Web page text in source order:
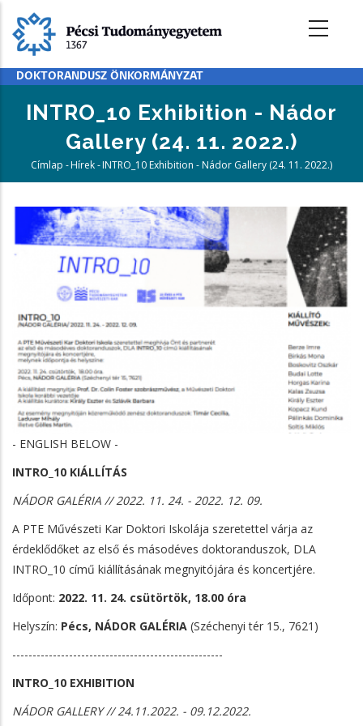
tartalomra
DOKTORANDUSZ ÖNKORMÁNYZAT
INTRO_10 Exhibition - Nádor
Gallery (24. 11. 2022.)
Morzsa
Címlap -Hírek-INTRO_10 Exhibition - Nádor Gallery (24. 11. 2022.)
- ENGLISH BELOW -
INTRO_10 KIÁLLÍTÁS
NÁDOR GALÉRIA // 2022. 11. 24. - 2022. 12. 09.
A PTE Művészeti Kar Doktori Iskolája szeretettel várja az
érdeklődőket az első és másodéves doktoranduszok, DLA
INTRO_10 című kiállításának megnyitójára és koncertjére.
Időpont: 2022. 11. 24. csütörtök, 18.00 óra
Helyszín: Pécs, NÁDOR GALÉRIA (Széchenyi tér 15., 7621)
----------------------------------------------------
INTRO_10 EXHIBITION
NÁDOR GALLERY // 24.11.2022. - 09.12.2022.